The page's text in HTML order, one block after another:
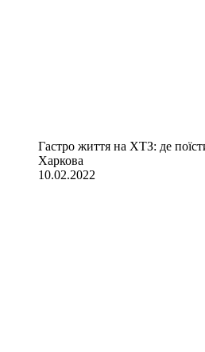
Гастро життя на ХТЗ: де
Харкова
10.02.2022